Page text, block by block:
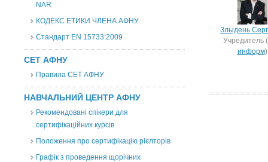
NAR
КОДЕКС ЕТИКИ ЧЛЕНА АФНУ
Стандарт EN 15733:2009
СЕТ АФНУ
Правила СЕТ АФНУ
НАВЧАЛЬНИЙ ЦЕНТР АФНУ
Рекомендовані спікери для
сертифікаційних курсів
Положення про сертифікацію рієлторів
Графік з проведення щорічних
Злыдень
Учредитель (
информ)